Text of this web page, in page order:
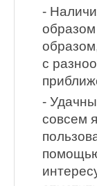
-
образом
с
-
совсем